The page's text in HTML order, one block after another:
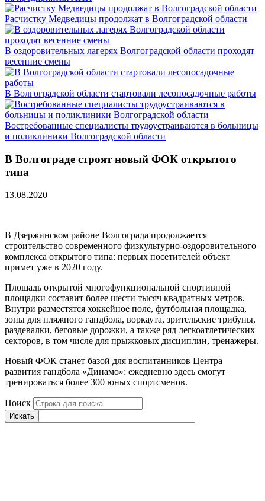
Расчистку Медведицы продолжат в Волгоградской области
В оздоровительных лагерях Волгоградской области проходят
весенние смены
В Волгоградской области стартовали лесопосадочные работы
Востребованные специалисты трудоустраиваются в больницы
и поликлиники Волгоградской области
В Волгограде строят новый ФОК открытого
типа
13.08.2020
В Дзержинском районе Волгограда продолжается
строительство современного физкультурно-оздоровительного
комплекса открытого типа: первых посетителей объект
примет уже в 2020 году.
Площадь открытой многофункциональной спортивной
площадки составит более шести тысяч квадратных метров.
Внутри разместятся хоккейное поле, футбольная площадка,
зоны для пляжного гандбола, воркаута, зрительские трибуны,
раздевалки, беговые дорожки, а также ряд легкоатлетических
секторов, в том числе для прыжковых дисциплин, тренажеры.
Новый ФОК станет базой для воспитанников Центра
развития гандбола «Динамо»: ежедневно здесь смогут
тренироваться более 300 юных спортсменов.
Поиск
Искать